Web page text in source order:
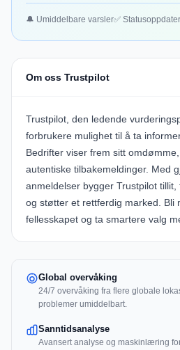
🔔 Umiddelbare varsler✅
Om oss Trustpilot
Trustpilot, den ledende
forbrukere mulighet til å ta
Bedrifter viser frem sitt
autentiske tilbakemeldinger. Med
anmeldelser bygger Trustpilot
og støtter et rettferdig marked. Bli
fellesskapet og ta smartere valg
Global overvåking
24/7 overvåking fra flere globale
problemer umiddelbart.
Sanntidsanalyse
Avansert analyse og maskinlæring